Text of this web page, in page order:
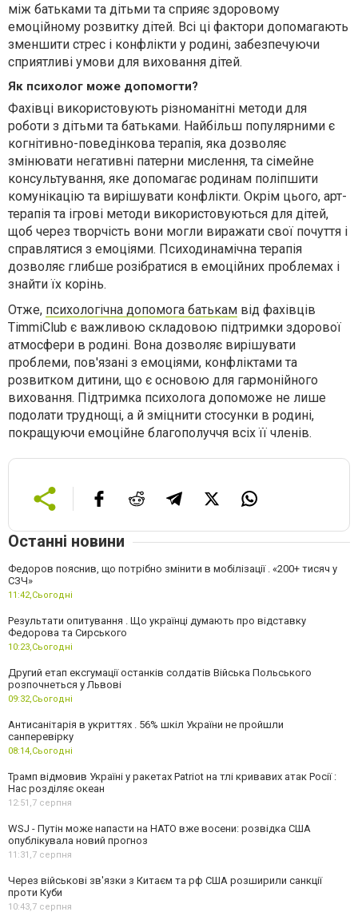
між батьками та дітьми та сприяє здоровому
емоційному розвитку дітей. Всі ці фактори допомагають
зменшити стрес і конфлікти у родині, забезпечуючи
сприятливі умови для виховання дітей.
Як психолог може допомогти?
Фахівці використовують різноманітні методи для
роботи з дітьми та батьками. Найбільш популярними є
когнітивно-поведінкова терапія, яка дозволяє
змінювати негативні патерни мислення, та сімейне
консультування, яке допомагає родинам поліпшити
комунікацію та вирішувати конфлікти. Окрім цього, арт-
терапія та ігрові методи використовуються для дітей,
щоб через творчість вони могли виражати свої почуття і
справлятися з емоціями. Психодинамічна терапія
дозволяє глибше розібратися в емоційних проблемах і
знайти їх корінь.
Отже, психологічна допомога батькам від фахівців
TimmiClub є важливою складовою підтримки здорової
атмосфери в родині. Вона дозволяє вирішувати
проблеми, пов'язані з емоціями, конфліктами та
розвитком дитини, що є основою для гармонійного
виховання. Підтримка психолога допоможе не лише
подолати труднощі, а й зміцнити стосунки в родині,
покращуючи емоційне благополуччя всіх її членів.
Останні новини
Федоров пояснив, що потрібно змінити в мобілізації . «200+ тисяч у
СЗЧ»
11:42,Сьогодні
Результати опитування . Що українці думають про відставку
Федорова та Сирського
10:23,Сьогодні
Другий етап ексгумації останків солдатів Війська Польського
розпочнеться у Львові
09:32,Сьогодні
Антисанітарія в укриттях . 56% шкіл України не пройшли
санперевірку
08:14,Сьогодні
Трамп відмовив Україні у ракетах Patriot на тлі кривавих атак Росії :
Нас розділяє океан
12:51,7 серпня
WSJ - Путін може напасти на НАТО вже восени: розвідка США
опублікувала новий прогноз
11:31,7 серпня
Через військові зв'язки з Китаєм та рф США розширили санкції
проти Куби
10:43,7 серпня